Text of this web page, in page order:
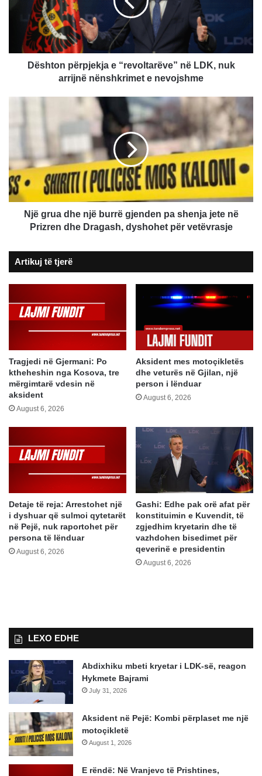
arrijnë
nënshkrimet
Dështon përpjekja e “revoltarëve” në LDK, nuk
arrijnë nënshkrimet e nevojshme
dhe
gjenden
pa
shenja
jete
Prizren
Dragash,
dyshohet
për
vetëvrasje
Një grua dhe një burrë gjenden pa shenja jete në
Prizren dhe Dragash, dyshohet për vetëvrasje
Artikuj të tjerë
Tragjedi në Gjermani: Po
ktheheshin nga Kosova, tre
mërgimtarë vdesin në
aksident
August 6, 2026
Aksident mes motoçikletës
dhe veturës në Gjilan, një
person i lënduar
August 6, 2026
Detaje të reja: Arrestohet një
i dyshuar që sulmoi qytetarët
në Pejë, nuk raportohet për
persona të lënduar
August 6, 2026
Gashi: Edhe pak orë afat për
konstituimin e Kuvendit, të
zgjedhim kryetarin dhe të
vazhdohen bisedimet për
qeverinë e presidentin
August 6, 2026
LEXO EDHE
Abdixhiku mbeti kryetar i LDK-së, reagon
Hykmete Bajrami
July 31, 2026
Aksident në Pejë: Kombi përplaset me një
motoçikletë
August 1, 2026
E rëndë: Në Vranjevc të Prishtines,